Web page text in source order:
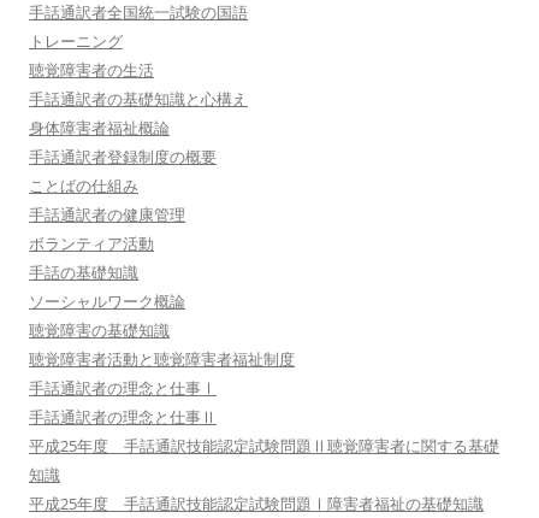
手話通訳者全国統一試験の国語
トレーニング
聴覚障害者の生活
手話通訳者の基礎知識と心構え
身体障害者福祉概論
手話通訳者登録制度の概要
ことばの仕組み
手話通訳者の健康管理
ボランティア活動
手話の基礎知識
ソーシャルワーク概論
聴覚障害の基礎知識
聴覚障害者活動と聴覚障害者福祉制度
手話通訳者の理念と仕事Ⅰ
手話通訳者の理念と仕事Ⅱ
平成25年度 手話通訳技能認定試験問題Ⅱ聴覚障害者に関する基礎
知識
平成25年度 手話通訳技能認定試験問題Ⅰ障害者福祉の基礎知識